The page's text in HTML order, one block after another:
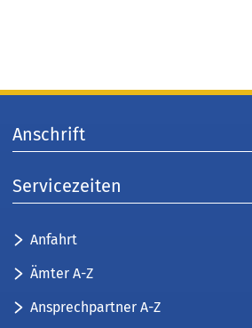
Anschrift
Servicezeiten
Anfahrt
Ämter A-Z
Ansprechpartner A-Z